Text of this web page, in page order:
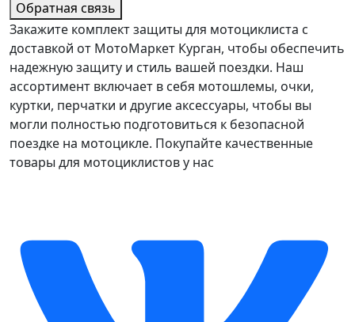
Обратная связь
Закажите комплект защиты для мотоциклиста с
доставкой от МотоМаркет Курган, чтобы обеспечить
надежную защиту и стиль вашей поездки. Наш
ассортимент включает в себя мотошлемы, очки,
куртки, перчатки и другие аксессуары, чтобы вы
могли полностью подготовиться к безопасной
поездке на мотоцикле. Покупайте качественные
товары для мотоциклистов у нас